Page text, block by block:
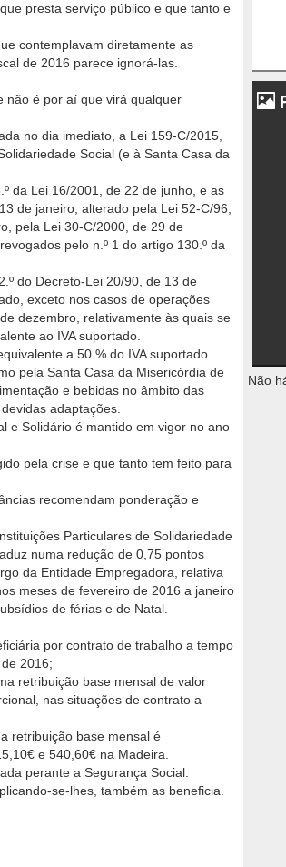
presta serviço público e que tanto e
contempla­vam diretamente as
de 2016 parece ignorá-las.
não é por aí que virá qualquer
no dia imediato, a Lei 159-C/2015,
Social (e à Santa Casa da
da Lei 16/2001, de 22 de junho, e as
de janeiro, alterado pela Lei 52-C/96,
pela Lei 30-C/2000, de 29 de
pelo n.º 1 do artigo 130.º da
do Decreto-Lei 20/90, de 13 de
exceto nos casos de operações
dezembro, relativamente às quais se
ao IVA suportado.
a 50 % do IVA suportado
pela Santa Casa da Misericórdia de
e bebidas no âmbito das
adaptações.
e Solidário é mantido em vigor no ano
pela crise e que tanto tem feito para
re­comendam ponderação e
Particulares de Solidariedade
numa redução de 0,75 pontos
da Entidade Empregadora, relativa
meses de fevereiro de 2016 a janeiro
de férias e de Natal.
por contrato de trabalho a tempo
2016;
retribuição base mensal de valor
nas situações de contrato a
retribui­ção base mensal é
e 540,60€ na Madeira.
perante a Segurança Social.
se-lhes, também as beneficia.
Não